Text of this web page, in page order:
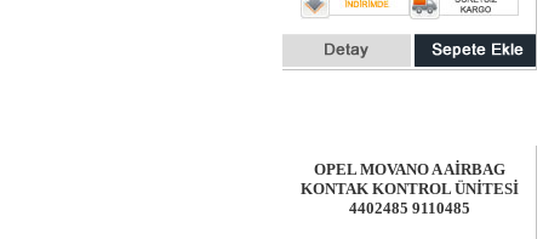
OPEL MOVANO A AİRBAG
KONTAK KONTROL ÜNİTESİ
4402485 9110485